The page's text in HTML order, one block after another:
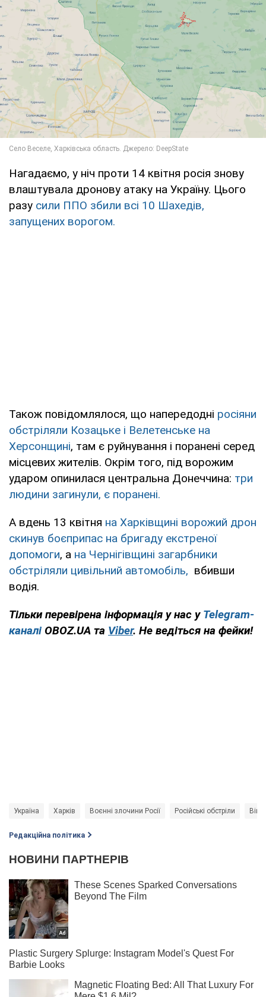
Нагадаємо, у ніч проти 14 квітня росія знову
влаштувала дронову атаку на Україну. Цього
разу сили ППО збили всі 10 Шахедів,
запущених ворогом.
Також повідомлялося, що напередодні росіяни
обстріляли Козацьке і Велетенське на
Херсонщині, там є руйнування і поранені серед
місцевих жителів. Окрім того, під ворожим
ударом опинилася центральна Донеччина: три
людини загинули, є поранені.
А вдень 13 квітня на Харківщині ворожий дрон
скинув боєприпас на бригаду екстреної
допомоги, а на Чернігівщині загарбники
обстріляли цивільний автомобіль, вбивши
водія.
Тільки перевірена інформація у нас у Telegram-
каналі OBOZ.UA та Viber. Не ведіться на фейки!
Україна Харків Воєнні злочини Росії Російські обстріли
Редакційна політика